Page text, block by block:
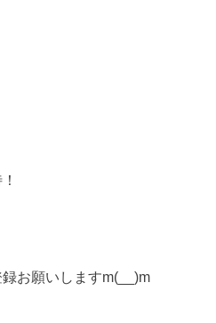
お願いしますm(__)m